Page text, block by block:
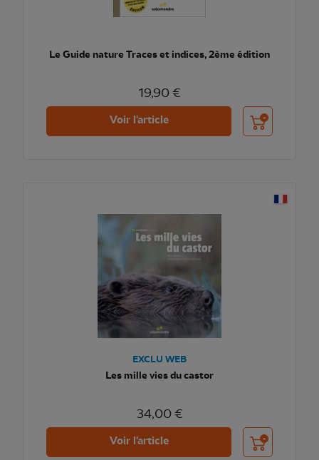
Le Guide nature Traces et indices, 2ème édition
19,90 €
Voir l'article Ajouter au
EXCLU WEB
Les mille vies du castor
34,00 €
Voir l'article Ajouter au